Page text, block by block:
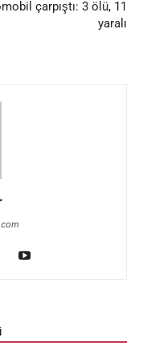
çarpıştı: 3 ölü, 11
yaralı